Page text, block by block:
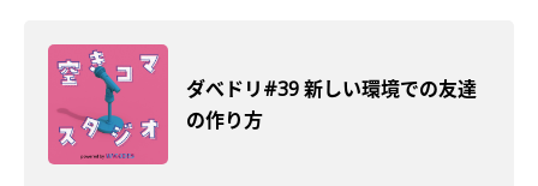
ダべドリ#39 新しい環境での友達
の作り方